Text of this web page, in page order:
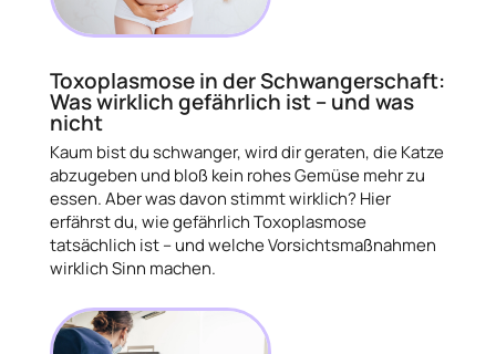
Toxoplasmose in der Schwangerschaft:
Was wirklich gefährlich ist – und was
nicht
Kaum bist du schwanger, wird dir geraten, die Katze
abzugeben und bloß kein rohes Gemüse mehr zu
essen. Aber was davon stimmt wirklich? Hier
erfährst du, wie gefährlich Toxoplasmose
tatsächlich ist – und welche Vorsichtsmaßnahmen
wirklich Sinn machen.